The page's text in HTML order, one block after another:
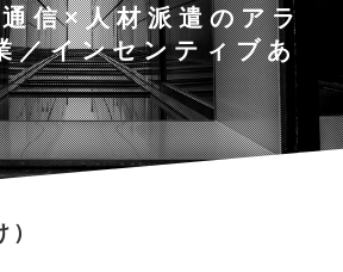
信×人材派遣のアラ
／インセンティブあ